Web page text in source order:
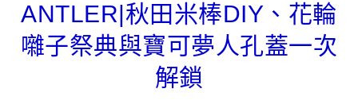
ANTLER|秋田米棒DIY、花輪
囃子祭典與寶可夢人孔蓋一次
解鎖